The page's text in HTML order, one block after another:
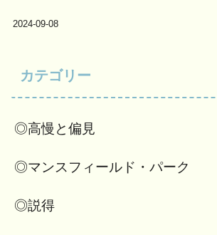
2024-09-08
カテゴリー
◎高慢と偏見
◎マンスフィールド・パーク
◎説得